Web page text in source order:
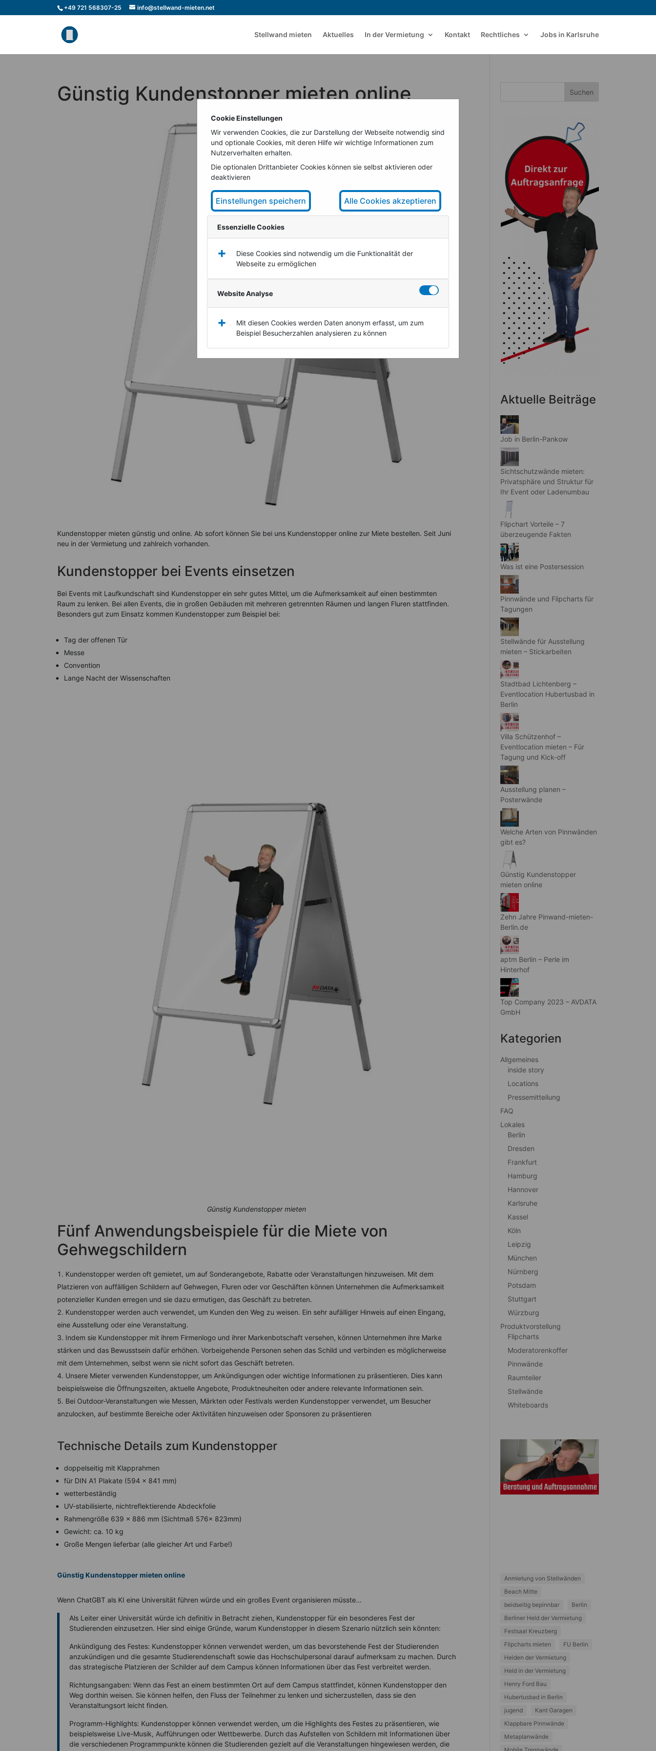
Cookie Einstellungen
Wir verwenden Cookies, die zur Darstellung der Webseite notwendig sind
und optionale Cookies, mit deren Hilfe wir wichtige Informationen zum
Nutzerverhalten erhalten.
Die optionalen Drittanbieter Cookies können sie selbst aktivieren oder
deaktivieren
Einstellungen speichern Alle Cookies akzeptieren
Essenzielle Cookies
+
Diese Cookies sind notwendig um die Funktionalität der
Webseite zu ermöglichen
Website Analyse
+
Mit diesen Cookies werden Daten anonym erfasst, um zum
Beispiel Besucherzahlen analysieren zu können
+49 721 568307-25 info@stellwand-mieten.net
Stellwand mieten Aktuelles In der Vermietung Kontakt Rechtliches Jobs in Karlsruhe
Günstig Kundenstopper mieten online
Kundenstopper mieten günstig und online. Ab sofort können Sie bei uns Kundenstopper online zur Miete bestellen. Seit Juni
neu in der Vermietung und zahlreich vorhanden.
Kundenstopper bei Events einsetzen
Bei Events mit Laufkundschaft sind Kundenstopper ein sehr gutes Mittel, um die Aufmerksamkeit auf einen bestimmten
Raum zu lenken. Bei allen Events, die in großen Gebäuden mit mehreren getrennten Räumen und langen Fluren stattfinden.
Besonders gut zum Einsatz kommen Kundenstopper zum Beispiel bei:
Tag der offenen Tür
Messe
Convention
Lange Nacht der Wissenschaften
Günstig Kundenstopper mieten
Fünf Anwendungsbeispiele für die Miete von
Gehwegschildern
Kundenstopper werden oft gemietet, um auf Sonderangebote, Rabatte oder Veranstaltungen hinzuweisen. Mit dem
Platzieren von auffälligen Schildern auf Gehwegen, Fluren oder vor Geschäften können Unternehmen die Aufmerksamkeit
potenzieller Kunden erregen und sie dazu ermutigen, das Geschäft zu betreten.
Kundenstopper werden auch verwendet, um Kunden den Weg zu weisen. Ein sehr aufälliger Hinweis auf einen Eingang,
eine Ausstellung oder eine Veranstaltung.
Indem sie Kundenstopper mit ihrem Firmenlogo und ihrer Markenbotschaft versehen, können Unternehmen ihre Marke
stärken und das Bewusstsein dafür erhöhen. Vorbeigehende Personen sehen das Schild und verbinden es möglicherweise
mit dem Unternehmen, selbst wenn sie nicht sofort das Geschäft betreten.
Unsere Mieter verwenden Kundenstopper, um Ankündigungen oder wichtige Informationen zu präsentieren. Dies kann
beispielsweise die Öffnungszeiten, aktuelle Angebote, Produktneuheiten oder andere relevante Informationen sein.
Bei Outdoor-Veranstaltungen wie Messen, Märkten oder Festivals werden Kundenstopper verwendet, um Besucher
anzulocken, auf bestimmte Bereiche oder Aktivitäten hinzuweisen oder Sponsoren zu präsentieren
Technische Details zum Kundenstopper
doppelseitig mit Klapprahmen
für DIN A1 Plakate (594 x 841 mm)
wetterbeständig
UV-stabilisierte, nichtreflektierende Abdeckfolie
Rahmengröße 639 x 886 mm (Sichtmaß 576x 823mm)
Gewicht: ca. 10 kg
Große Mengen lieferbar (alle gleicher Art und Farbe!)
Günstig Kundenstopper mieten online
Wenn ChatGBT als KI eine Universität führen würde und ein großes Event organisieren müsste…
Als Leiter einer Universität würde ich definitiv in Betracht ziehen, Kundenstopper für ein besonderes Fest der
Studierenden einzusetzen. Hier sind einige Gründe, warum Kundenstopper in diesem Szenario nützlich sein könnten:
Ankündigung des Festes: Kundenstopper können verwendet werden, um das bevorstehende Fest der Studierenden
anzukündigen und die gesamte Studierendenschaft sowie das Hochschulpersonal darauf aufmerksam zu machen. Durch
das strategische Platzieren der Schilder auf dem Campus können Informationen über das Fest verbreitet werden.
Richtungsangaben: Wenn das Fest an einem bestimmten Ort auf dem Campus stattfindet, können Kundenstopper den
Weg dorthin weisen. Sie können helfen, den Fluss der Teilnehmer zu lenken und sicherzustellen, dass sie den
Veranstaltungsort leicht finden.
Programm-Highlights: Kundenstopper können verwendet werden, um die Highlights des Festes zu präsentieren, wie
beispielsweise Live-Musik, Aufführungen oder Wettbewerbe. Durch das Aufstellen von Schildern mit Informationen über
die verschiedenen Programmpunkte können die Studierenden gezielt auf die Veranstaltungen hingewiesen werden, die
Suchen
Aktuelle Beiträge
Job in Berlin-Pankow
Sichtschutzwände mieten:
Privatsphäre und Struktur für
Ihr Event oder Ladenumbau
Flipchart Vorteile – 7
überzeugende Fakten
Was ist eine Postersession
Pinnwände und Flipcharts für
Tagungen
Stellwände für Ausstellung
mieten – Stickarbeiten
Stadtbad Lichtenberg –
Eventlocation Hubertusbad in
Berlin
Villa Schützenhof –
Eventlocation mieten – Für
Tagung und Kick-off
Ausstellung planen –
Posterwände
Welche Arten von Pinnwänden
gibt es?
Günstig Kundenstopper
mieten online
Zehn Jahre Pinwand-mieten-
Berlin.de
aptm Berlin – Perle im
Hinterhof
Top Company 2023 – AVDATA
GmbH
Kategorien
Allgemeines
inside story
Locations
Pressemitteilung
FAQ
Lokales
Berlin
Dresden
Frankfurt
Hamburg
Hannover
Karlsruhe
Kassel
Köln
Leipzig
München
Nürnberg
Potsdam
Stuttgart
Würzburg
Produktvorstellung
Flipcharts
Moderatorenkoffer
Pinnwände
Raumteiler
Stellwände
Whiteboards
Anmietung von Stellwänden
Beach Mitte
beidseitig bepinnbar
Berlin
Berliner Held der Vermietung
Festsaal Kreuzberg
Flipcharts mieten
FU Berlin
Helden der Vermietung
Held in der Vermietung
Henry Ford Bau
Hubertusbad in Berlin
jugend
Kant Garagen
Klappbare Pinnwände
Metaplanwände